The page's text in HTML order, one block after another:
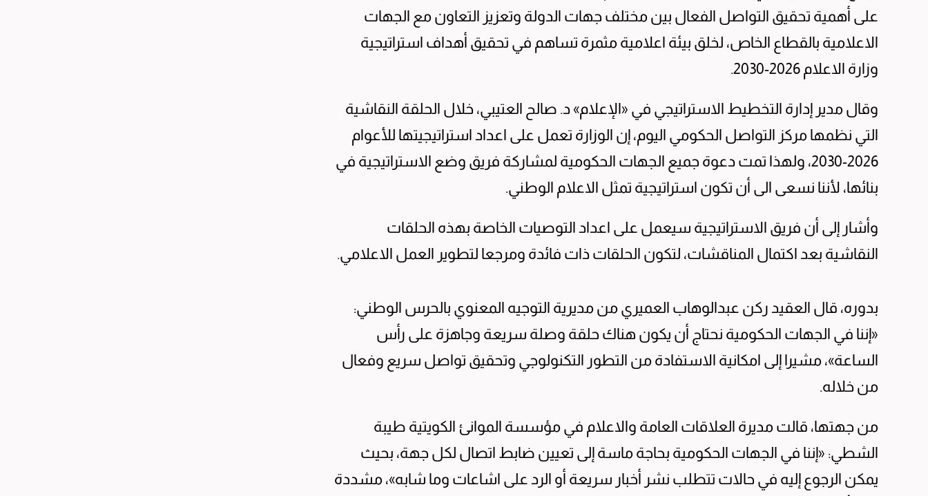
على أهمية تحقيق التواصل الفعال بين مختلف جهات الدولة وتعزيز التعاون مع الجهات
الاعلامية بالقطاع الخاص، لخلق بيئة اعلامية مثمرة تساهم في تحقيق أهداف استراتيجية
وزارة الاعلام 2026-2030.
وقال مدير إدارة التخطيط الاستراتيجي في «الإعلام» د. صالح العتيبي، خلال الحلقة النقاشية
التي نظمها مركز التواصل الحكومي اليوم، إن الوزارة تعمل على اعداد استراتيجيتها للأعوام
2026-2030، ولهذا تمت دعوة جميع الجهات الحكومية لمشاركة فريق وضع الاستراتيجية في
بنائها، لأننا نسعى الى أن تكون استراتيجية تمثل الاعلام الوطني.
وأشار إلى أن فريق الاستراتيجية سيعمل على اعداد التوصيات الخاصة بهذه الحلقات
النقاشية بعد اكتمال المناقشات، لتكون الحلقات ذات فائدة ومرجعا لتطوير العمل الاعلامي.
بدوره، قال العقيد ركن عبدالوهاب العميري من مديرية التوجيه المعنوي بالحرس الوطني:
«إننا في الجهات الحكومية نحتاج أن يكون هناك حلقة وصلة سريعة وجاهزة على رأس
الساعة»، مشيرا إلى امكانية الاستفادة من التطور التكنولوجي وتحقيق تواصل سريع وفعال
من خلاله.
من جهتها، قالت مديرة العلاقات العامة والاعلام في مؤسسة الموانئ الكويتية طيبة
الشطي: «إننا في الجهات الحكومية بحاجة ماسة إلى تعيين ضابط اتصال لكل جهة، بحيث
يمكن الرجوع إليه في حالات تتطلب نشر أخبار سريعة أو الرد على اشاعات وما شابه»، مشددة